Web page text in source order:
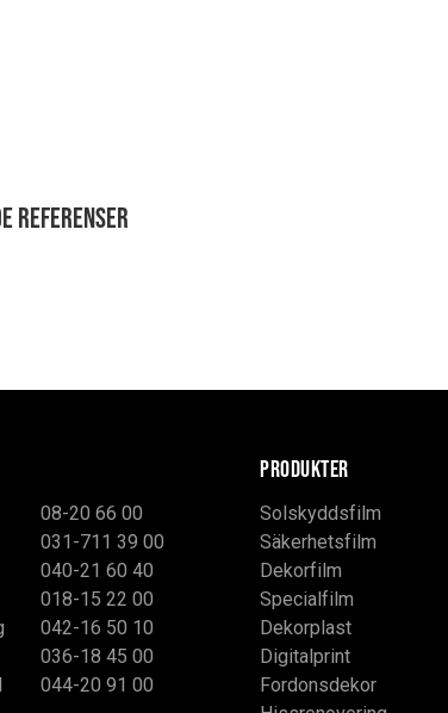
referenser
08-20 66 00
031-711 39 00
040-21 60 40
018-15 22 00
042-16 50 10
036-18 45 00
044-20 91 00
PRODUKTER
Solskyddsfilm
Säkerhetsfilm
Dekorfilm
Specialfilm
Dekorplast
Digitalprint
Fordonsdekor